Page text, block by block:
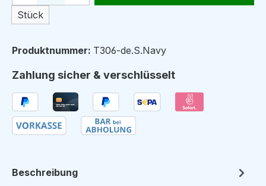
Stück
Produktnummer: T306-de.S.Navy
Zahlung sicher & verschlüsselt
Beschreibung